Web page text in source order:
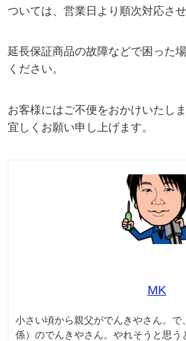
ついては、営業日より順次対応さ
延長保証商品の故障などで困った場
ください。
お客様にはご不便をおかけいたし
宜しくお願い申し上げます。
MK
小さい頃から親父がでんきやさん。で
係）のでんきやさん。やれそうと思う